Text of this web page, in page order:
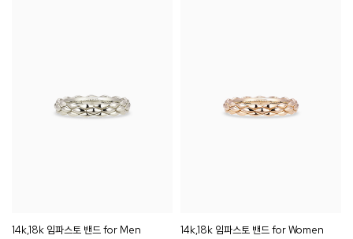
14k,18k 임파스토 밴드 for Men 14k,18k 임파스토 밴드 for Women